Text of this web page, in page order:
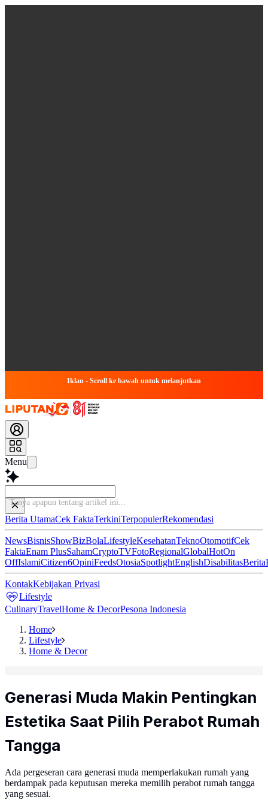
Iklan - Scroll ke bawah untuk melanjutkan
Menu
Tanya apapun tentang ar
Berita UtamaCek FaktaTerkiniTerpopulerRekomendasi
NewsBisnisShowBizBolaLifestyleKesehatanTeknoOtomotifCek
FaktaEnam PlusSahamCryptoTVFotoRegionalGlobalHotOn
OffIslamiCitizen6OpiniFeedsOtosiaSpotlightEnglishDisabilitasBerita
KontakKebijakan Privasi
Lifestyle
CulinaryTravelHome & DecorPesona Indonesia
Home
Lifestyle
Home & Decor
Generasi Muda Makin Pentingkan
Estetika Saat Pilih Perabot Rumah
Tangga
Ada pergeseran cara generasi muda memperlakukan rumah yang
berdampak pada keputusan mereka memilih perabot rumah tangga
yang sesuai.